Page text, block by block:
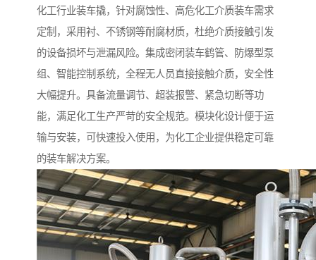
化工行业装车撬，针对腐蚀性、高危化工介质装车需求
定制，采用衬、不锈钢等耐腐材质，杜绝介质接触引发
的设备损坏与泄漏风险。集成密闭装车鹤管、防爆型泵
组、智能控制系统，全程无人员直接接触介质，安全性
大幅提升。具备流量调节、超装报警、紧急切断等功
能，满足化工生产严苛的安全规范。模块化设计便于运
输与安装，可快速投入使用，为化工企业提供稳定可靠
的装车解决方案。